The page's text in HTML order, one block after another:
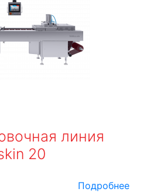
линия
20
Подробнее